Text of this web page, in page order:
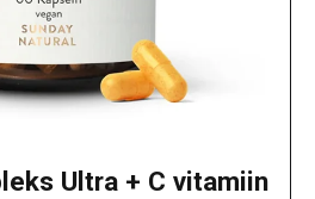
Ultra + C vitamiin